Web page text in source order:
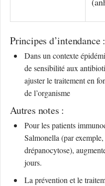
Principes d’intendance :
Dans un contexte
de sensibilité aux
ajuster le traitement en
de l’organisme
Autres notes :
Pour les patients
Salmonella (par
drépanocytose),
jours.
La prévention et le